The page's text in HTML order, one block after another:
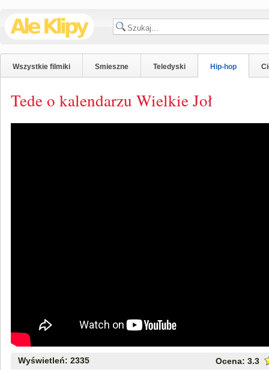
Wszystkie filmiki Smieszne Teledyski Hip-hop
Tede o kalendarzu Wielkie Joł
Wyświetleń: 2335 Ocena: 3.3